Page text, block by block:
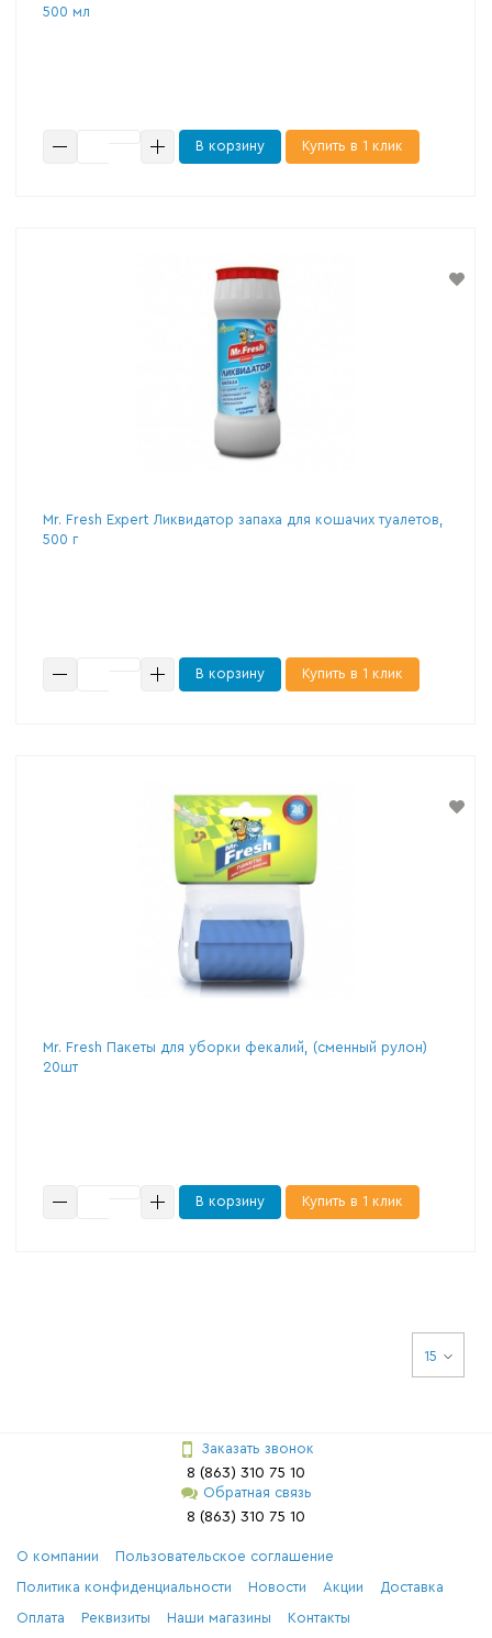
500 мл
В корзину Купить в 1 клик
Mr. Fresh Expert Ликвидатор запаха для кошачих туалетов,
500 г
В корзину Купить в 1 клик
Mr. Fresh Пакеты для уборки фекалий, (сменный рулон)
20шт
В корзину Купить в 1 клик
15
Заказать звонок
8 (863) 310 75 10
Обратная связь
8 (863) 310 75 10
О компании Пользовательское соглашение
Политика конфиденциальности Новости Акции Доставка
Оплата Реквизиты Наши магазины Контакты